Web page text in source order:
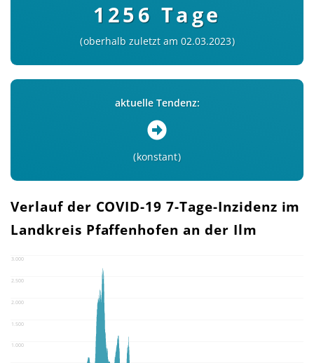
1256 Tage
oberhalb zuletzt am 02.03.2023
aktuelle Tendenz:
konstant
Verlauf der COVID-19 7-Tage-Inzidenz im
Landkreis Pfaffenhofen an der Ilm
1.000
1.500
2.000
2.500
3.000